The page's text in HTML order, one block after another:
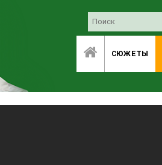
СЮЖЕТЫ